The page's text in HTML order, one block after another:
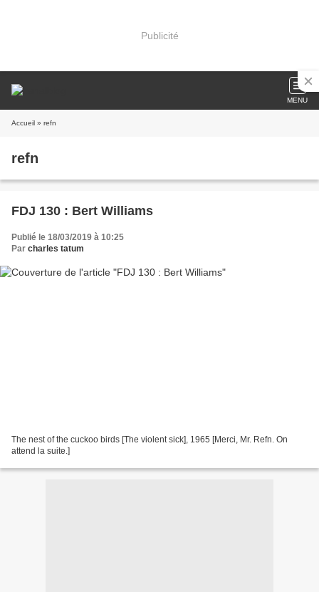
Publicité
MENU
Accueil » refn
refn
FDJ 130 : Bert Williams
Publié le 18/03/2019 à 10:25
Par charles tatum
The nest of the cuckoo birds [The violent sick], 1965 [Merci, Mr. Refn. On
attend la suite.]